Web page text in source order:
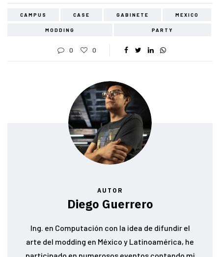
CAMPUS CASE GABINETE MEXICO
MODDING PARTY
0 0
AUTOR
Diego Guerrero
Ing. en Computación con la idea de difundir el
arte del modding en México y Latinoamérica, he
participado en numerosos eventos contando mi